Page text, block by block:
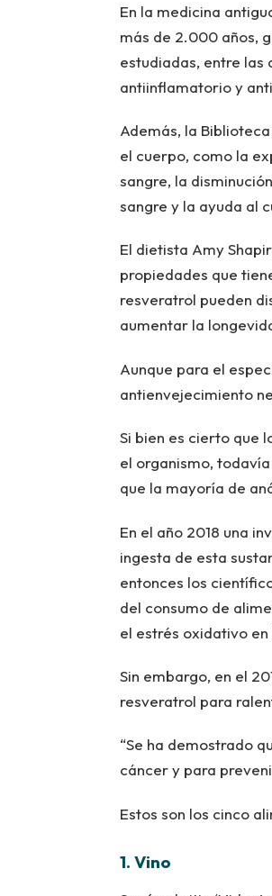
En la medicina
más de 2.000 años,
estudiadas, entre
antiinflamatorio y
Además, la
el cuerpo, como la
sangre, la
sangre y la ayuda al
El dietista Amy
propiedades que
resveratrol pueden
aumentar la
Aunque para el
antienvejecimiento
Si bien es cierto que
el organismo,
que la mayoría de
En el año 2018 una
ingesta de esta
entonces los
del consumo de
el estrés oxidativo
Sin embargo, en el
resveratrol para
“Se ha demostrado
cáncer y para
Estos son los cinco
1. Vino